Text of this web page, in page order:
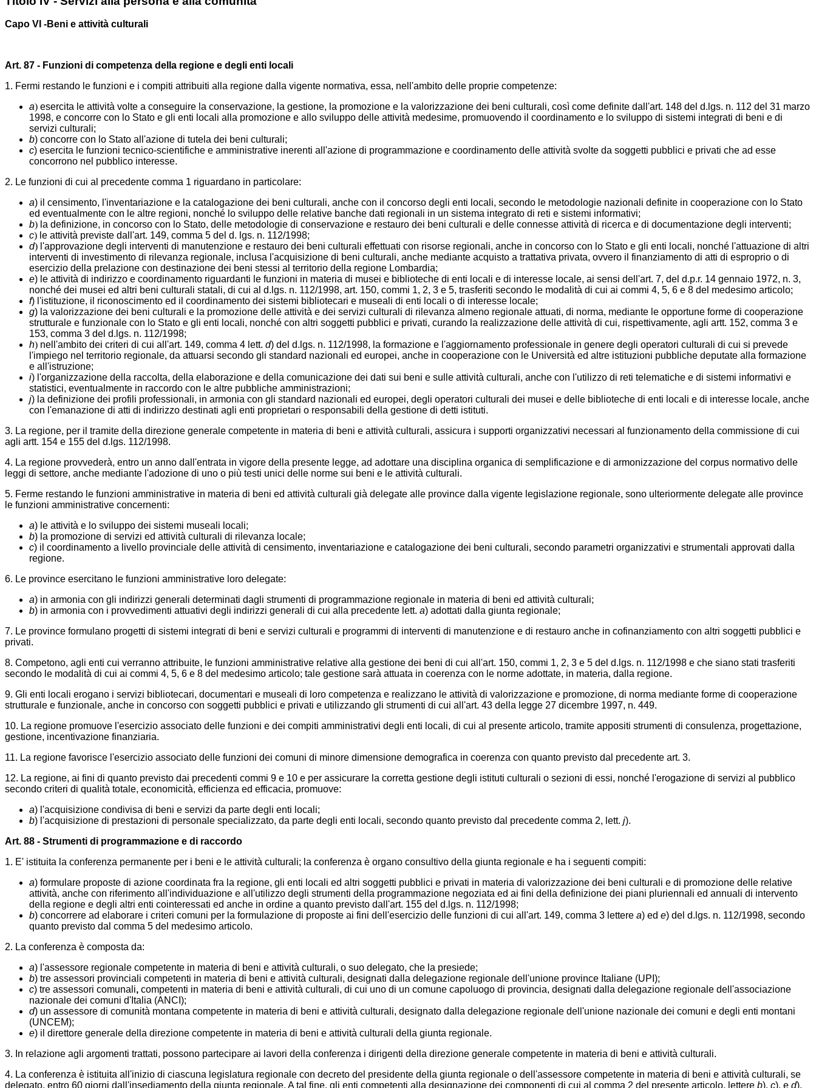
Capo VI -Beni e attività culturali
Art. 87 - Funzioni di competenza della regione e degli enti locali
1. Fermi restando le funzioni e i compiti attribuiti alla regione dalla vigente normativa, essa, nell'ambito delle proprie competenze:
a) esercita le attività volte a conseguire la conservazione, la gestione, la promozione e la valorizzazione dei beni culturali, così come definite dall'art. 148 del d.lgs. n. 112 del 31 marzo
1998, e concorre con lo Stato e gli enti locali alla promozione e allo sviluppo delle attività medesime, promuovendo il coordinamento e lo sviluppo di sistemi integrati di beni e di
servizi culturali;
b) concorre con lo Stato all'azione di tutela dei beni culturali;
c) esercita le funzioni tecnico-scientifiche e amministrative inerenti all'azione di programmazione e coordinamento delle attività svolte da soggetti pubblici e privati che ad esse
concorrono nel pubblico interesse.
2. Le funzioni di cui al precedente comma 1 riguardano in particolare:
a) il censimento, l'inventariazione e la catalogazione dei beni culturali, anche con il concorso degli enti locali, secondo le metodologie nazionali definite in cooperazione con lo Stato
ed eventualmente con le altre regioni, nonché lo sviluppo delle relative banche dati regionali in un sistema integrato di reti e sistemi informativi;
b) la definizione, in concorso con lo Stato, delle metodologie di conservazione e restauro dei beni culturali e delle connesse attività di ricerca e di documentazione degli interventi;
c) le attività previste dall'art. 149, comma 5 del d. lgs. n. 112/1998;
d) l'approvazione degli interventi di manutenzione e restauro dei beni culturali effettuati con risorse regionali, anche in concorso con lo Stato e gli enti locali, nonché l'attuazione di altri
interventi di investimento di rilevanza regionale, inclusa l'acquisizione di beni culturali, anche mediante acquisto a trattativa privata, ovvero il finanziamento di atti di esproprio o di
esercizio della prelazione con destinazione dei beni stessi al territorio della regione Lombardia;
e) le attività di indirizzo e coordinamento riguardanti le funzioni in materia di musei e biblioteche di enti locali e di interesse locale, ai sensi dell'art. 7, del d.p.r. 14 gennaio 1972, n. 3,
nonché dei musei ed altri beni culturali statali, di cui al d.lgs. n. 112/1998, art. 150, commi 1, 2, 3 e 5, trasferiti secondo le modalità di cui ai commi 4, 5, 6 e 8 del medesimo articolo;
f) l'istituzione, il riconoscimento ed il coordinamento dei sistemi bibliotecari e museali di enti locali o di interesse locale;
g) la valorizzazione dei beni culturali e la promozione delle attività e dei servizi culturali di rilevanza almeno regionale attuati, di norma, mediante le opportune forme di cooperazione
strutturale e funzionale con lo Stato e gli enti locali, nonché con altri soggetti pubblici e privati, curando la realizzazione delle attività di cui, rispettivamente, agli artt. 152, comma 3 e
153, comma 3 del d.lgs. n. 112/1998;
h) nell'ambito dei criteri di cui all'art. 149, comma 4 lett. d) del d.lgs. n. 112/1998, la formazione e l'aggiornamento professionale in genere degli operatori culturali di cui si prevede
l'impiego nel territorio regionale, da attuarsi secondo gli standard nazionali ed europei, anche in cooperazione con le Università ed altre istituzioni pubbliche deputate alla formazione
e all'istruzione;
i) l'organizzazione della raccolta, della elaborazione e della comunicazione dei dati sui beni e sulle attività culturali, anche con l'utilizzo di reti telematiche e di sistemi informativi e
statistici, eventualmente in raccordo con le altre pubbliche amministrazioni;
j) la definizione dei profili professionali, in armonia con gli standard nazionali ed europei, degli operatori culturali dei musei e delle biblioteche di enti locali e di interesse locale, anche
con l'emanazione di atti di indirizzo destinati agli enti proprietari o responsabili della gestione di detti istituti.
3. La regione, per il tramite della direzione generale competente in materia di beni e attività culturali, assicura i supporti organizzativi necessari al funzionamento della commissione di cui
agli artt. 154 e 155 del d.lgs. 112/1998.
4. La regione provvederà, entro un anno dall'entrata in vigore della presente legge, ad adottare una disciplina organica di semplificazione e di armonizzazione del corpus normativo delle
leggi di settore, anche mediante l'adozione di uno o più testi unici delle norme sui beni e le attività culturali.
5. Ferme restando le funzioni amministrative in materia di beni ed attività culturali già delegate alle province dalla vigente legislazione regionale, sono ulteriormente delegate alle province
le funzioni amministrative concernenti:
a) le attività e lo sviluppo dei sistemi museali locali;
b) la promozione di servizi ed attività culturali di rilevanza locale;
c) il coordinamento a livello provinciale delle attività di censimento, inventariazione e catalogazione dei beni culturali, secondo parametri organizzativi e strumentali approvati dalla
regione.
6. Le province esercitano le funzioni amministrative loro delegate:
a) in armonia con gli indirizzi generali determinati dagli strumenti di programmazione regionale in materia di beni ed attività culturali;
b) in armonia con i provvedimenti attuativi degli indirizzi generali di cui alla precedente lett. a) adottati dalla giunta regionale;
7. Le province formulano progetti di sistemi integrati di beni e servizi culturali e programmi di interventi di manutenzione e di restauro anche in cofinanziamento con altri soggetti pubblici e
privati.
8. Competono, agli enti cui verranno attribuite, le funzioni amministrative relative alla gestione dei beni di cui all'art. 150, commi 1, 2, 3 e 5 del d.lgs. n. 112/1998 e che siano stati trasferiti
secondo le modalità di cui ai commi 4, 5, 6 e 8 del medesimo articolo; tale gestione sarà attuata in coerenza con le norme adottate, in materia, dalla regione.
9. Gli enti locali erogano i servizi bibliotecari, documentari e museali di loro competenza e realizzano le attività di valorizzazione e promozione, di norma mediante forme di cooperazione
strutturale e funzionale, anche in concorso con soggetti pubblici e privati e utilizzando gli strumenti di cui all'art. 43 della legge 27 dicembre 1997, n. 449.
10. La regione promuove l'esercizio associato delle funzioni e dei compiti amministrativi degli enti locali, di cui al presente articolo, tramite appositi strumenti di consulenza, progettazione,
gestione, incentivazione finanziaria.
11. La regione favorisce l'esercizio associato delle funzioni dei comuni di minore dimensione demografica in coerenza con quanto previsto dal precedente art. 3.
12. La regione, ai fini di quanto previsto dai precedenti commi 9 e 10 e per assicurare la corretta gestione degli istituti culturali o sezioni di essi, nonché l'erogazione di servizi al pubblico
secondo criteri di qualità totale, economicità, efficienza ed efficacia, promuove:
a) l'acquisizione condivisa di beni e servizi da parte degli enti locali;
b) l'acquisizione di prestazioni di personale specializzato, da parte degli enti locali, secondo quanto previsto dal precedente comma 2, lett. j).
Art. 88 - Strumenti di programmazione e di raccordo
1. E' istituita la conferenza permanente per i beni e le attività culturali; la conferenza è organo consultivo della giunta regionale e ha i seguenti compiti:
a) formulare proposte di azione coordinata fra la regione, gli enti locali ed altri soggetti pubblici e privati in materia di valorizzazione dei beni culturali e di promozione delle relative
attività, anche con riferimento all'individuazione e all'utilizzo degli strumenti della programmazione negoziata ed ai fini della definizione dei piani pluriennali ed annuali di intervento
della regione e degli altri enti cointeressati ed anche in ordine a quanto previsto dall'art. 155 del d.lgs. n. 112/1998;
b) concorrere ad elaborare i criteri comuni per la formulazione di proposte ai fini dell'esercizio delle funzioni di cui all'art. 149, comma 3 lettere a) ed e) del d.lgs. n. 112/1998, secondo
quanto previsto dal comma 5 del medesimo articolo.
2. La conferenza è composta da:
a) l'assessore regionale competente in materia di beni e attività culturali, o suo delegato, che la presiede;
b) tre assessori provinciali competenti in materia di beni e attività culturali, designati dalla delegazione regionale dell'unione province Italiane (UPI);
c) tre assessori comunali, competenti in materia di beni e attività culturali, di cui uno di un comune capoluogo di provincia, designati dalla delegazione regionale dell'associazione
nazionale dei comuni d'Italia (ANCI);
d) un assessore di comunità montana competente in materia di beni e attività culturali, designato dalla delegazione regionale dell'unione nazionale dei comuni e degli enti montani
(UNCEM);
e) il direttore generale della direzione competente in materia di beni e attività culturali della giunta regionale.
3. In relazione agli argomenti trattati, possono partecipare ai lavori della conferenza i dirigenti della direzione generale competente in materia di beni e attività culturali.
4. La conferenza è istituita all'inizio di ciascuna legislatura regionale con decreto del presidente della giunta regionale o dell'assessore competente in materia di beni e attività culturali, se
delegato, entro 60 giorni dall'insediamento della giunta regionale. A tal fine, gli enti competenti alla designazione dei componenti di cui al comma 2 del presente articolo, lettere b), c), e d),